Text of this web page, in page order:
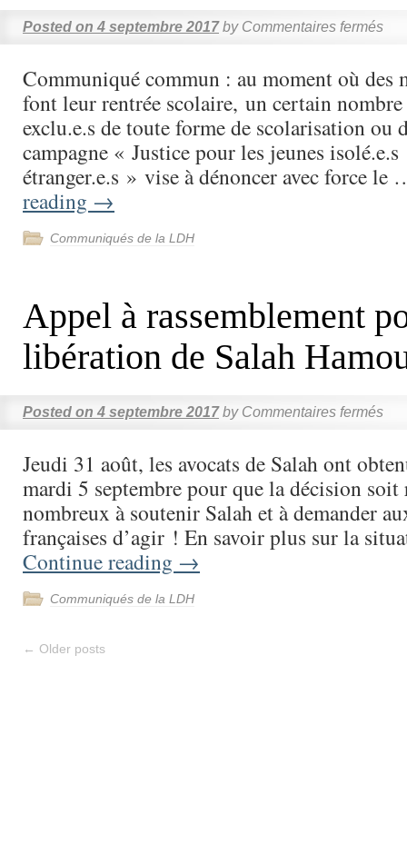
Posted on 4 septembre 2017 by Commentaires fermés
Communiqué commun : au moment où des
font leur rentrée scolaire, un certain
exclu.e.s de toute forme de scolarisation ou
campagne « Justice pour les jeunes isolé.e.s
étranger.e.s » vise à dénoncer avec force
reading →
Communiqués de la LDH
Appel à rassemblement
libération de Salah
Posted on 4 septembre 2017 by Commentaires fermés
Jeudi 31 août, les avocats de Salah ont
mardi 5 septembre pour que la décision soit
nombreux à soutenir Salah et à demander
françaises d’agir ! En savoir plus sur la
Continue reading →
Communiqués de la LDH
← Older posts